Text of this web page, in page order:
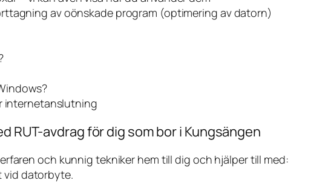
av oönskade program (optimering av datorn)
internetanslutning
RUT-avdrag för dig som bor i Kungsängen
och kunnig tekniker hem till dig och hjälper till med:
vid datorbyte.